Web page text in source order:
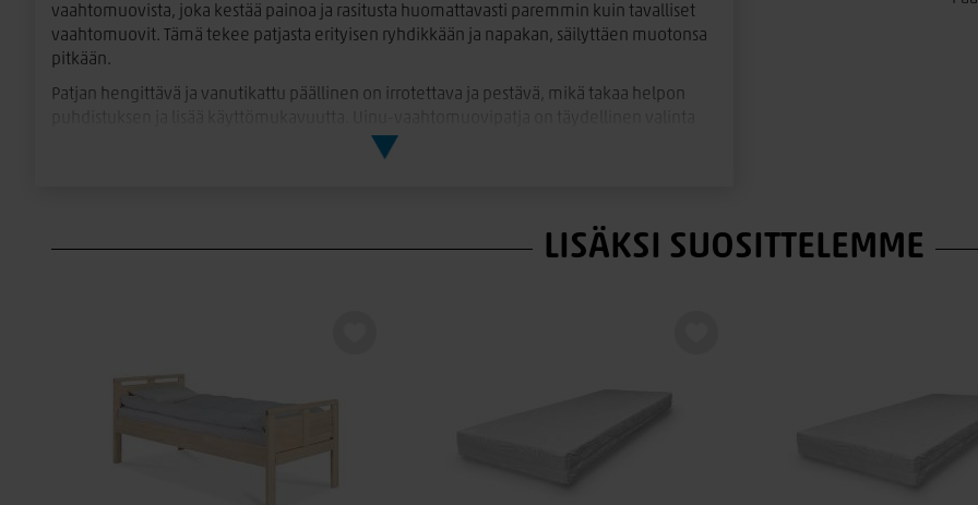
vaahtomuovista, joka kestää painoa ja rasitusta huomattavasti paremmin kuin tavalliset
vaahtomuovit. Tämä tekee patjasta erityisen ryhdikkään ja napakan, säilyttäen muotonsa
pitkään.
Patjan hengittävä ja vanutikattu päällinen on irrotettava ja pestävä, mikä takaa helpon
niille, jotka arvostavat kestävää, mutta miellyttävän tukevaa nukkumisalustaa.
LISÄKSI SUOSITTELEMME